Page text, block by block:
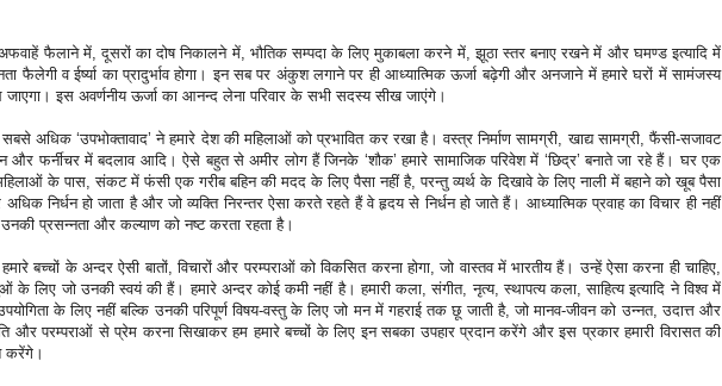
फैलाने में, दूसरों का दोष निकालने में, भौतिक सम्पदा के लिए मुकाबला करने में, झूठा स्तर बनाए रखने में और घमण्ड इत्यादि में
फैलेगी व ईर्ष्या का प्रादुर्भाव होगा। इन सब पर अंकुश लगाने पर ही आध्यात्मिक ऊर्जा बढ़ेगी और अनजाने में हमारे घरों में सामंजस्य
जाएगा। इस अवर्णनीय ऊर्जा का आनन्द लेना परिवार के सभी सदस्य सीख जाएंगे।
सबसे अधिक ‘उपभोक्तावाद’ ने हमारे देश की महिलाओं को प्रभावित कर रखा है। वस्त्र निर्माण सामग्री, खाद्य सामग्री, फैंसी-सजावट
और फर्नीचर में बदलाव आदि। ऐसे बहुत से अमीर लोग हैं जिनके ‘शौक’ हमारे सामाजिक परिवेश में ‘छिद्र’ बनाते जा रहे हैं। घर एक
के पास, संकट में फंसी एक गरीब बहिन की मदद के लिए पैसा नहीं है, परन्तु व्यर्थ के दिखावे के लिए नाली में बहाने को खूब पैसा
निर्धन हो जाता है और जो व्यक्ति निरन्तर ऐसा करते रहते हैं वे हृदय से निर्धन हो जाते हैं। आध्यात्मिक प्रवाह का विचार ही नहीं
प्रसन्नता और कल्याण को नष्ट करता रहता है।
बच्चों के अन्दर ऐसी बातों, विचारों और परम्पराओं को विकसित करना होगा, जो वास्तव में भारतीय हैं। उन्हें ऐसा करना ही चाहिए,
लिए जो उनकी स्वयं की हैं। हमारे अन्दर कोई कमी नहीं है। हमारी कला, संगीत, नृत्य, स्थापत्य कला, साहित्य इत्यादि ने विश्व में
के लिए नहीं बल्कि उनकी परिपूर्ण विषय-वस्तु के लिए जो मन में गहराई तक छू जाती है, जो मानव-जीवन को उन्नत, उदात्त और
और परम्पराओं से प्रेम करना सिखाकर हम हमारे बच्चों के लिए इन सबका उपहार प्रदान करेंगे और इस प्रकार हमारी विरासत की
करेंगे।